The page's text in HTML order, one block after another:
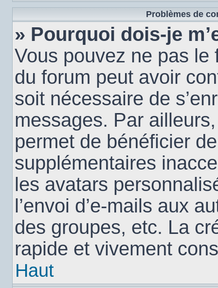
Problèmes de
» Pourquoi dois-je
Vous pouvez ne pas le
du forum peut avoir
soit nécessaire de
messages. Par
permet de bénéficier
supplémentaires
les avatars
l’envoi d’e-mails aux
des groupes, etc. La
rapide et vivement
Haut